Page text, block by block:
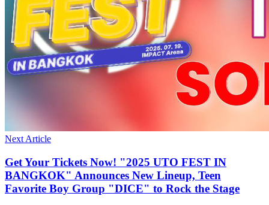
Next Article
Get Your Tickets Now! "2025 UTO FEST IN
BANGKOK" Announces New Lineup, Teen
Favorite Boy Group "DICE" to Rock the Stage